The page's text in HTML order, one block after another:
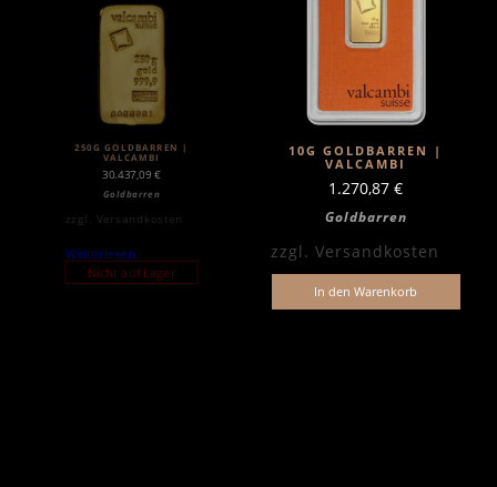
250G GOLDBARREN |
VALCAMBI
30.437,09€
Goldbarren
zzgl. Versandkosten
Weiterlesen
Nicht auf Lager
10G GOLDBARREN |
VALCAMBI
1.270,87 €
Goldbarren
zzgl. Versandkosten
In den Warenkorb